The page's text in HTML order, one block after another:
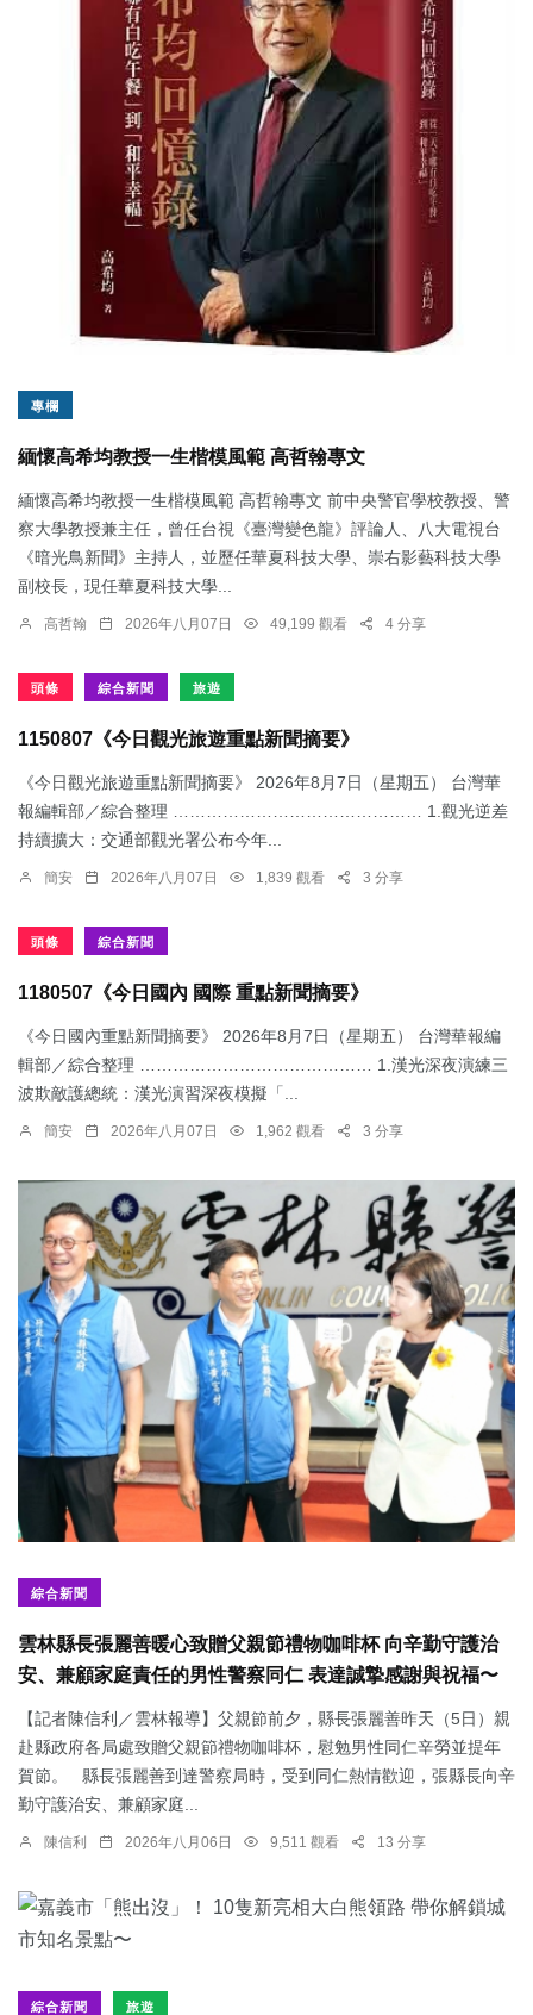
專欄
緬懷高希均教授一生楷模風範 高哲翰專文
緬懷高希均教授一生楷模風範 高哲翰專文 前中央警官學校教授、警
察大學教授兼主任，曾任台視《臺灣變色龍》評論人、八大電視台
《暗光鳥新聞》主持人，並歷任華夏科技大學、崇右影藝科技大學
副校長，現任華夏科技大學...
高哲翰 2026年八月07日 49,199 觀看 4 分享
頭條 綜合新聞 旅遊
1150807《今日觀光旅遊重點新聞摘要》
《今日觀光旅遊重點新聞摘要》 2026年8月7日（星期五） 台灣華
報編輯部／綜合整理 ……………………………………… 1.觀光逆差
持續擴大：交通部觀光署公布今年...
簡安 2026年八月07日 1,839 觀看 3 分享
頭條 綜合新聞
1180507《今日國內 國際 重點新聞摘要》
《今日國內重點新聞摘要》 2026年8月7日（星期五） 台灣華報編
輯部／綜合整理 …………………………………… 1.漢光深夜演練三
波欺敵護總統：​漢光演習深夜模擬「...
簡安 2026年八月07日 1,962 觀看 3 分享
綜合新聞
雲林縣長張麗善暖心致贈父親節禮物咖啡杯 向辛勤守護治
安、兼顧家庭責任的男性警察同仁 表達誠摯感謝與祝福〜
【記者陳信利／雲林報導】父親節前夕，縣長張麗善昨天（5日）親
赴縣政府各局處致贈父親節禮物咖啡杯，慰勉男性同仁辛勞並提年
賀節。 縣長張麗善到達警察局時，受到同仁熱情歡迎，張縣長向辛
勤守護治安、兼顧家庭...
陳信利 2026年八月06日 9,511 觀看 13 分享
綜合新聞 旅遊